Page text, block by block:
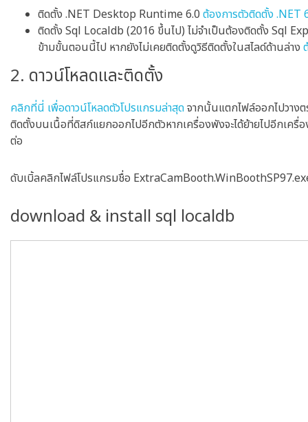
ติดตั้ง .NET Desktop Runtime 6.0 ต้องการตัวติดตั้ง .NET
ติดตั้ง Sql Localdb (2016 ขึ้นไป) ไม่จำเป็นต้องติดตั้ง Sql
ข้ามขั้นตอนนี้ไป หากยังไม่เคยติดตั้งดูวิธีติดตั้งในสไลด์ด้านล่าง
2. ดาวน์โหลดและติดตั้ง
คลิกที่นี่ เพื่อดาวน์โหลดตัวโปรแกรมล่าสุดจากนั้นแตกไฟล์ออกไปวาง
ติดตั้งบนเนื้อที่ดิสก์แยกออกไปอีกตัวหากเครื่องพังจะได้ย้ายไปอีกเครื่อ
ต่อ
ดับเบิ้ลคลิกไฟล์โปรแกรมชื่อ
download & install sql localdb